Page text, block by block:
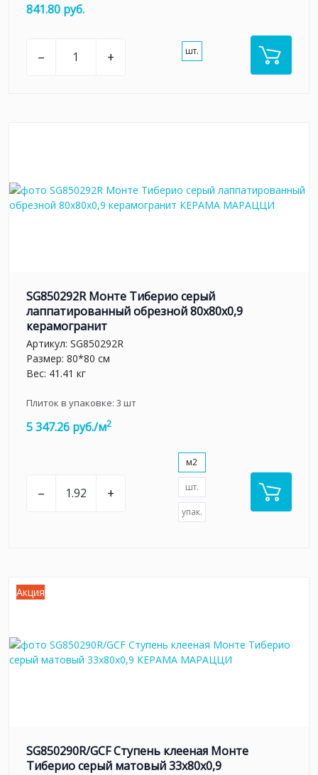
841.80 руб.
– + шт.
SG850292R Монте Тиберио серый
лаппатированный обрезной 80x80x0,9
керамогранит
Артикул: SG850292R
Размер: 80*80 см
Вес: 41.41 кг
Плиток в упаковке: 3 шт
5 347.26 руб./м2
– +
м2
шт.
упак.
Акция
SG850290R/GCF Ступень клееная Монте
Тиберио серый матовый 33x80x0,9